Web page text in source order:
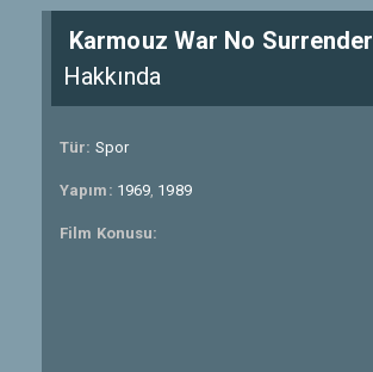
Karmouz War No Surrender
Hakkında
Tür: Spor
Yapım: 1969, 1989
Film Konusu: